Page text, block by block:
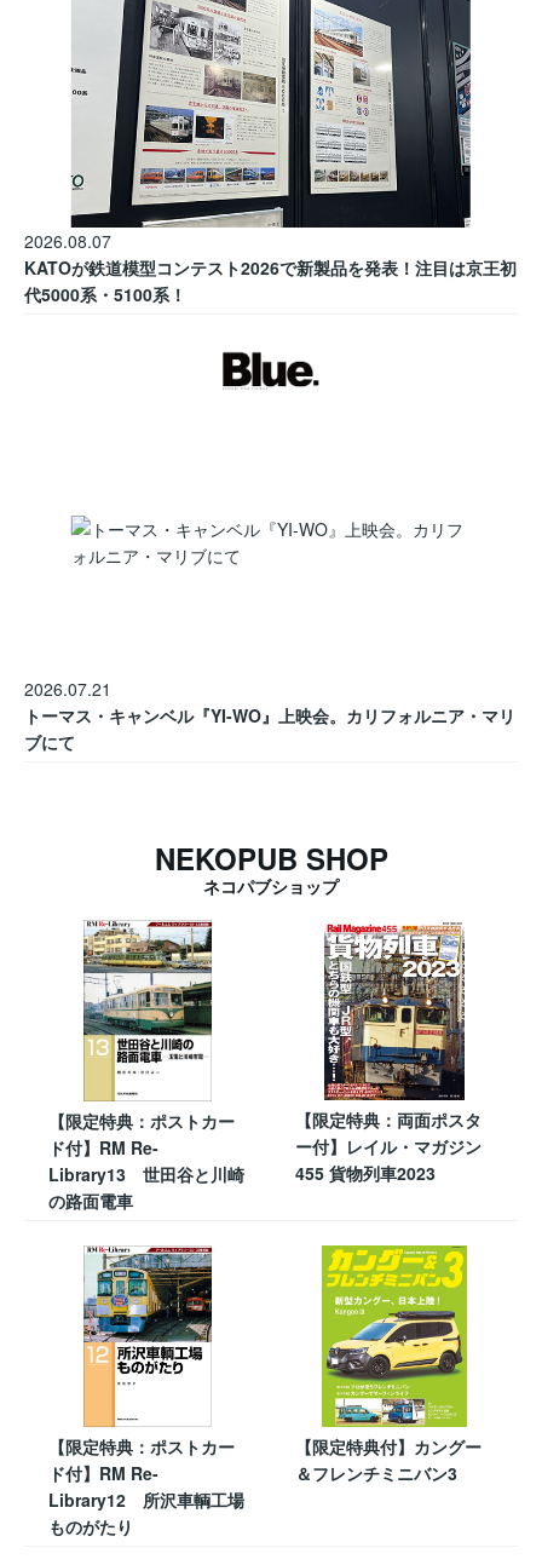
2026.08.07
KATOが鉄道模型コンテスト2026で新製品を発表！注目は京王初
代5000系・5100系！
2026.07.21
トーマス・キャンベル『YI-WO』上映会。カリフォルニア・マリ
ブにて
NEKOPUB SHOP
ネコパブショップ
【限定特典：ポストカー
ド付】RM Re-
Library13 世田谷と川崎
の路面電車
【限定特典：両面ポスタ
ー付】レイル・マガジン
455 貨物列車2023
【限定特典：ポストカー
ド付】RM Re-
Library12 所沢車輌工場
ものがたり
【限定特典付】カングー
＆フレンチミニバン3